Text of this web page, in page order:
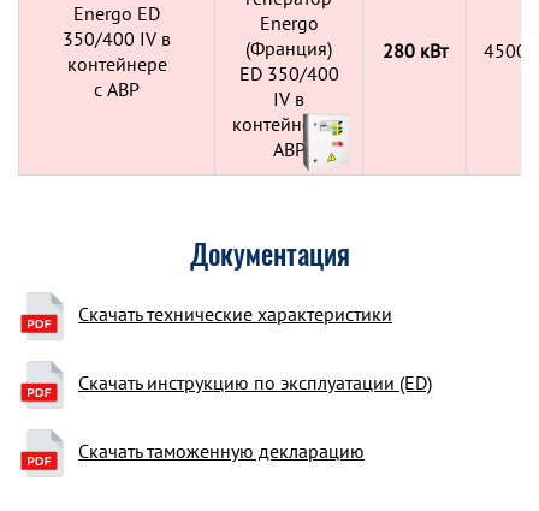
Energo ED
350/400 IV в
контейнере
c АВР
280 кВт
Документация
Скачать технические характеристики
Скачать инструкцию по эксплуатации (ED)
Скачать таможенную декларацию